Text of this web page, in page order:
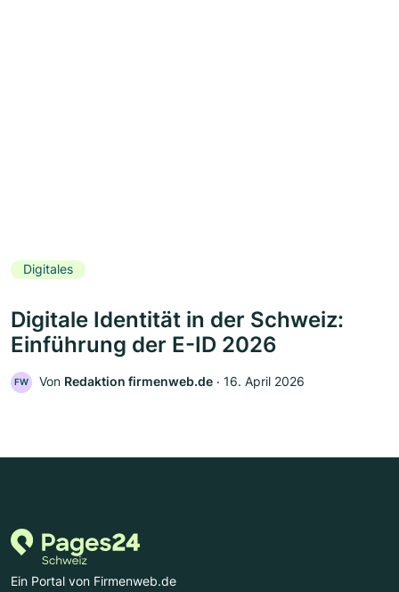
Digitales
Digitale Identität in der Schweiz:
Einführung der E-ID 2026
FW Von Redaktion firmenweb.de ‧ 16. April 2026
Ein Portal von Firmenweb.de